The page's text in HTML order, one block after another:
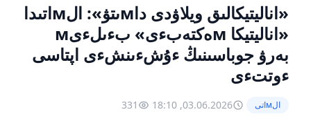
«اناليتيكالىق ويلاۋدى داмىتۋ»: الмاتىدا
«اناليتيكا мەكتەبءى» بءىلءىм
بەرۋ جوباسىنىڭ ءۇشءىنشءى اپتاسى
ءوتتءى
الмاتى 03.06.2026, 18:10
331